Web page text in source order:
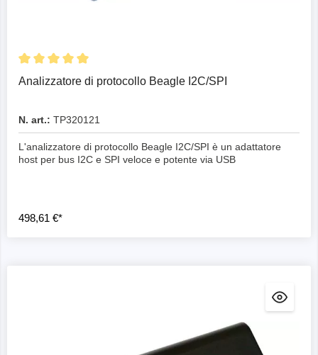
Analizzatore di protocollo Beagle I2C/SPI
N. art.: TP320121
L'analizzatore di protocollo Beagle I2C/SPI è un adattatore
host per bus I2C e SPI veloce e potente via USB
498,61 €*